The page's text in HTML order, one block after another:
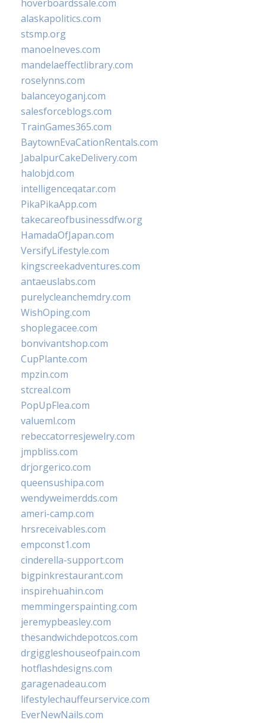
hoverboardssale.com
alaskapolitics.com
stsmp.org
manoelneves.com
mandelaeffectlibrary.com
roselynns.com
balanceyoganj.com
salesforceblogs.com
TrainGames365.com
BaytownEvaCationRentals.com
JabalpurCakeDelivery.com
halobjd.com
intelligenceqatar.com
PikaPikaApp.com
takecareofbusinessdfw.org
HamadaOfJapan.com
VersifyLifestyle.com
kingscreekadventures.com
antaeuslabs.com
purelycleanchemdry.com
WishOping.com
shoplegacee.com
bonvivantshop.com
CupPlante.com
mpzin.com
stcreal.com
PopUpFlea.com
valueml.com
rebeccatorresjewelry.com
jmpbliss.com
drjorgerico.com
queensushipa.com
wendyweimerdds.com
ameri-camp.com
hrsreceivables.com
empconst1.com
cinderella-support.com
bigpinkrestaurant.com
inspirehuahin.com
memmingerspainting.com
jeremypbeasley.com
thesandwichdepotcos.com
drgiggleshouseofpain.com
hotflashdesigns.com
garagenadeau.com
lifestylechauffeurservice.com
EverNewNails.com